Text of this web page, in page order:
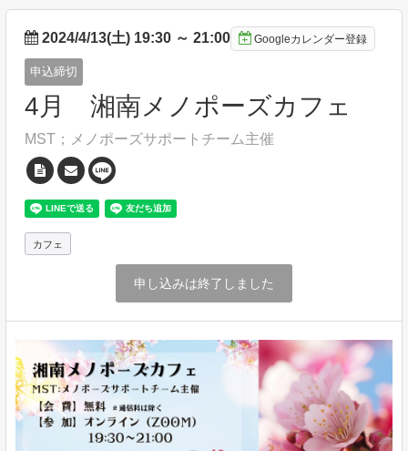
2024/4/13(土) 19:30 ～ 21:00 Googleカレンダー登録
申込締切
4月 湘南メノポーズカフェ
MST；メノポーズサポートチーム主催
カフェ
申し込みは終了しました